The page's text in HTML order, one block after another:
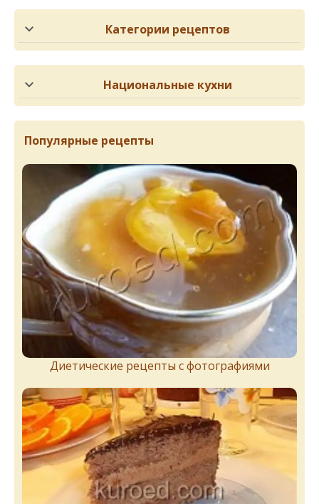
Категории рецептов
Национальные кухни
Популярные рецепты
Диетические рецепты с фотографиями